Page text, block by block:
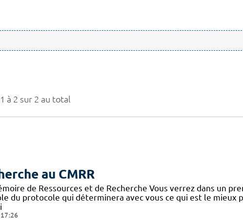
à 2 sur 2 au total
au CMRR
de Ressources et de Recherche Vous verrez dans un
du protocole qui déterminera avec vous ce qui est le mieux